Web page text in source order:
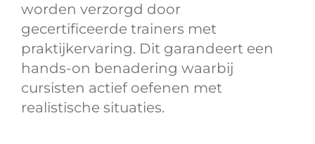
worden verzorgd door
gecertificeerde trainers met
praktijkervaring. Dit garandeert een
hands-on benadering waarbij
cursisten actief oefenen met
realistische situaties.